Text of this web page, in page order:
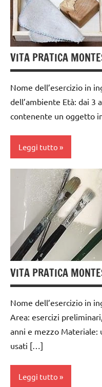
3 ai
6
anni
DIDATTICA
ARGOMENTI
PER ETA'
ARTICOLI
VITA
PRATICA
VITA PRATICA
Nome dell’esercizio in
dell’ambiente Età: dai 3
contenente un oggetto
Leggi tutto
dell'ambiente
da 0
a 3
anni
dai
6
DIDATTICA
MONTESSORI
ARGOMENTI
PER ETA'
VITA PRATICA
Nome dell’esercizio in
Area: esercizi
anni e mezzo Materiale:
usati […]
Leggi tutto